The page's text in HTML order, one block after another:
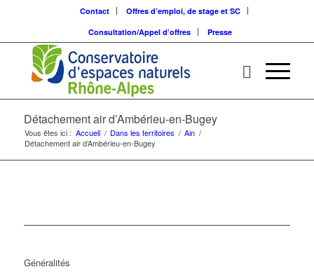
Contact
Offres d’emploi, de stage et SC
Consultation/Appel d’offres
Presse
Détachement air d’Ambérieu-en-Bugey
Vous êtes ici : Accueil / Dans les territoires / Ain /
Détachement air d’Ambérieu-en-Bugey
Généralités